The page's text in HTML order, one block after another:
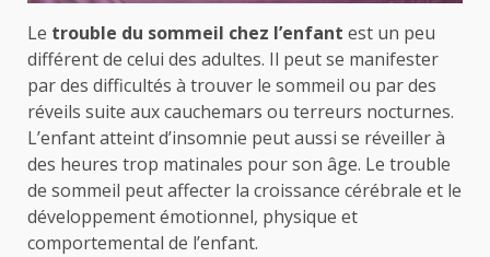
Le trouble du sommeil chez l’enfant est un peu
différent de celui des adultes. Il peut se manifester
par des difficultés à trouver le sommeil ou par des
réveils suite aux cauchemars ou terreurs nocturnes.
L’enfant atteint d’insomnie peut aussi se réveiller à
des heures trop matinales pour son âge. Le trouble
de sommeil peut affecter la croissance cérébrale et le
développement émotionnel, physique et
comportemental de l’enfant.